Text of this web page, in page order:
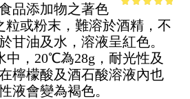
5
品添加物之著色
粒或粉末，難溶於酒精，不
甘油及水，溶液呈紅色。
中，20℃為28g，耐光性及
檸檬酸及酒石酸溶液內也
液會變為褐色。